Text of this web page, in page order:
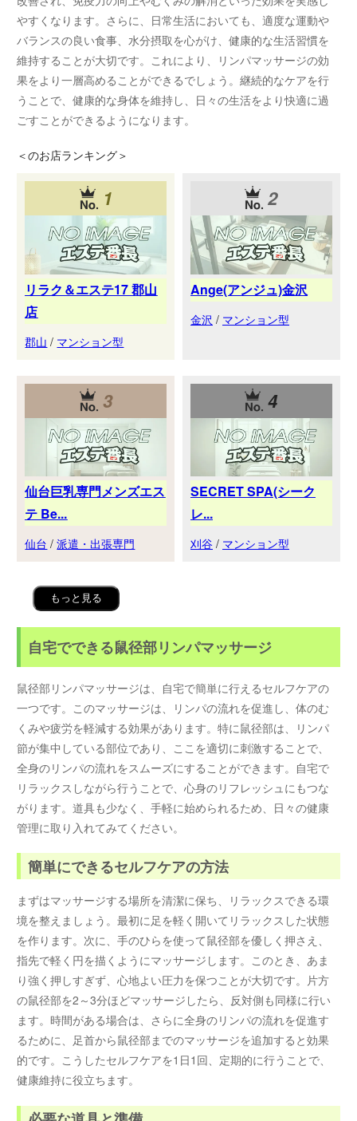
やすくなります。さらに、日常生活においても、適度な運動や
バランスの良い食事、水分摂取を心がけ、健康的な生活習慣を
維持することが大切です。これにより、リンパマッサージの効
果をより一層高めることができるでしょう。継続的なケアを行
うことで、健康的な身体を維持し、日々の生活をより快適に過
ごすことができるようになります。
＜のお店ランキング＞
1
リラク＆エステ17 郡山
店
郡山 / マンション型
2
Ange(アンジュ)金沢
金沢 / マンション型
3
仙台巨乳専門メンズエス
テ Be...
仙台 /派遣・出張専門
4
SECRET SPA(シーク
レ...
刈谷 / マンション型
もっと見る
自宅でできる鼠径部リンパマッサージ
鼠径部リンパマッサージは、自宅で簡単に行えるセルフケアの
一つです。このマッサージは、リンパの流れを促進し、体のむ
くみや疲労を軽減する効果があります。特に鼠径部は、リンパ
節が集中している部位であり、ここを適切に刺激することで、
全身のリンパの流れをスムーズにすることができます。自宅で
リラックスしながら行うことで、心身のリフレッシュにもつな
がります。道具も少なく、手軽に始められるため、日々の健康
管理に取り入れてみてください。
簡単にできるセルフケアの方法
まずはマッサージする場所を清潔に保ち、リラックスできる環
境を整えましょう。最初に足を軽く開いてリラックスした状態
を作ります。次に、手のひらを使って鼠径部を優しく押さえ、
指先で軽く円を描くようにマッサージします。このとき、あま
り強く押しすぎず、心地よい圧力を保つことが大切です。片方
の鼠径部を2～3分ほどマッサージしたら、反対側も同様に行い
ます。時間がある場合は、さらに全身のリンパの流れを促進す
るために、足首から鼠径部までのマッサージを追加すると効果
的です。こうしたセルフケアを1日1回、定期的に行うことで、
健康維持に役立ちます。